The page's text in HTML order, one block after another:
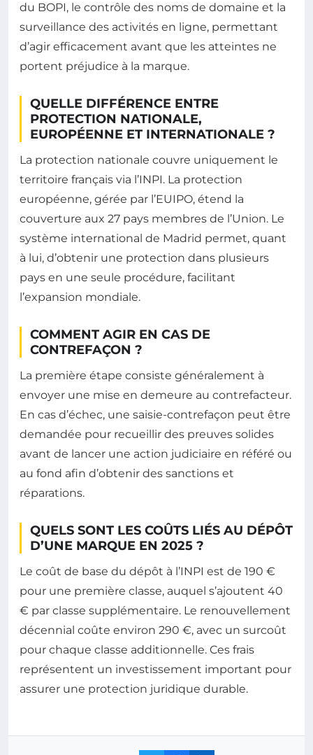
du BOPI, le contrôle des noms de domaine et la
surveillance des activités en ligne, permettant
d’agir efficacement avant que les atteintes ne
portent préjudice à la marque.
QUELLE DIFFÉRENCE ENTRE
PROTECTION NATIONALE,
EUROPÉENNE ET INTERNATIONALE ?
La protection nationale couvre uniquement le
territoire français via l’INPI. La protection
européenne, gérée par l’EUIPO, étend la
couverture aux 27 pays membres de l’Union. Le
système international de Madrid permet, quant
à lui, d’obtenir une protection dans plusieurs
pays en une seule procédure, facilitant
l’expansion mondiale.
COMMENT AGIR EN CAS DE
CONTREFAÇON ?
La première étape consiste généralement à
envoyer une mise en demeure au contrefacteur.
En cas d’échec, une saisie-contrefaçon peut être
demandée pour recueillir des preuves solides
avant de lancer une action judiciaire en référé ou
au fond afin d’obtenir des sanctions et
réparations.
QUELS SONT LES COÛTS LIÉS AU DÉPÔT
D’UNE MARQUE EN 2025 ?
Le coût de base du dépôt à l’INPI est de 190 €
pour une première classe, auquel s’ajoutent 40
€ par classe supplémentaire. Le renouvellement
décennial coûte environ 290 €, avec un surcoût
pour chaque classe additionnelle. Ces frais
représentent un investissement important pour
assurer une protection juridique durable.